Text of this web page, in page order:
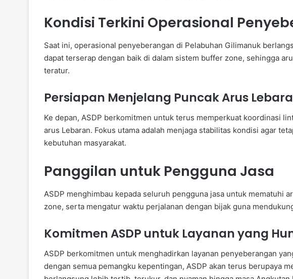
Kondisi Terkini Operasional
Saat ini, operasional penyeberangan di Pelabuhan Gilimanuk
dapat terserap dengan baik di dalam sistem buffer zone, sehingga
teratur.
Persiapan Menjelang Puncak Arus
Ke depan, ASDP berkomitmen untuk terus memperkuat koordinasi
arus Lebaran. Fokus utama adalah menjaga stabilitas kondisi agar
kebutuhan masyarakat.
Panggilan untuk Pengguna Jasa
ASDP menghimbau kepada seluruh pengguna jasa untuk mematuhi
zone, serta mengatur waktu perjalanan dengan bijak guna
Komitmen ASDP untuk Layanan yang
ASDP berkomitmen untuk menghadirkan layanan penyeberangan
dengan semua pemangku kepentingan, ASDP akan terus berupaya